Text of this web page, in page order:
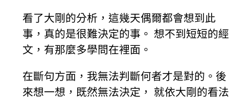
看了大剛的分析，這幾天偶爾都會想到此
事，真的是很難決定的事。 想不到短短的經
文，有那麼多學問在裡面。
在斷句方面，我無法判斷何者才是對的。後
來想一想，既然無法決定， 就依大剛的看法